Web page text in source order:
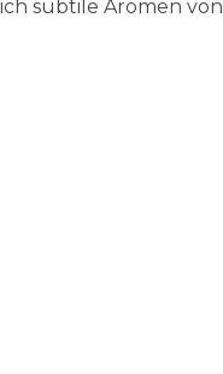
subtile Aromen von